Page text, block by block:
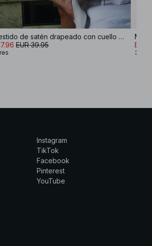
Minivestido de satén drapeado con cuello halter
EUR 39.95 EUR
3
Instagram
TikTok
Facebook
Pinterest
YouTube